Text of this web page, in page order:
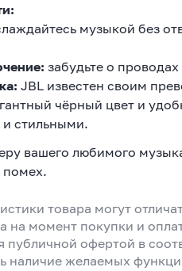
музыкой без
забудьте о
JBL известен своим
чёрный цвет и
стильными.
вашего любимого
товара могут
на момент покупки и
публичной офертой в
наличие желаемых